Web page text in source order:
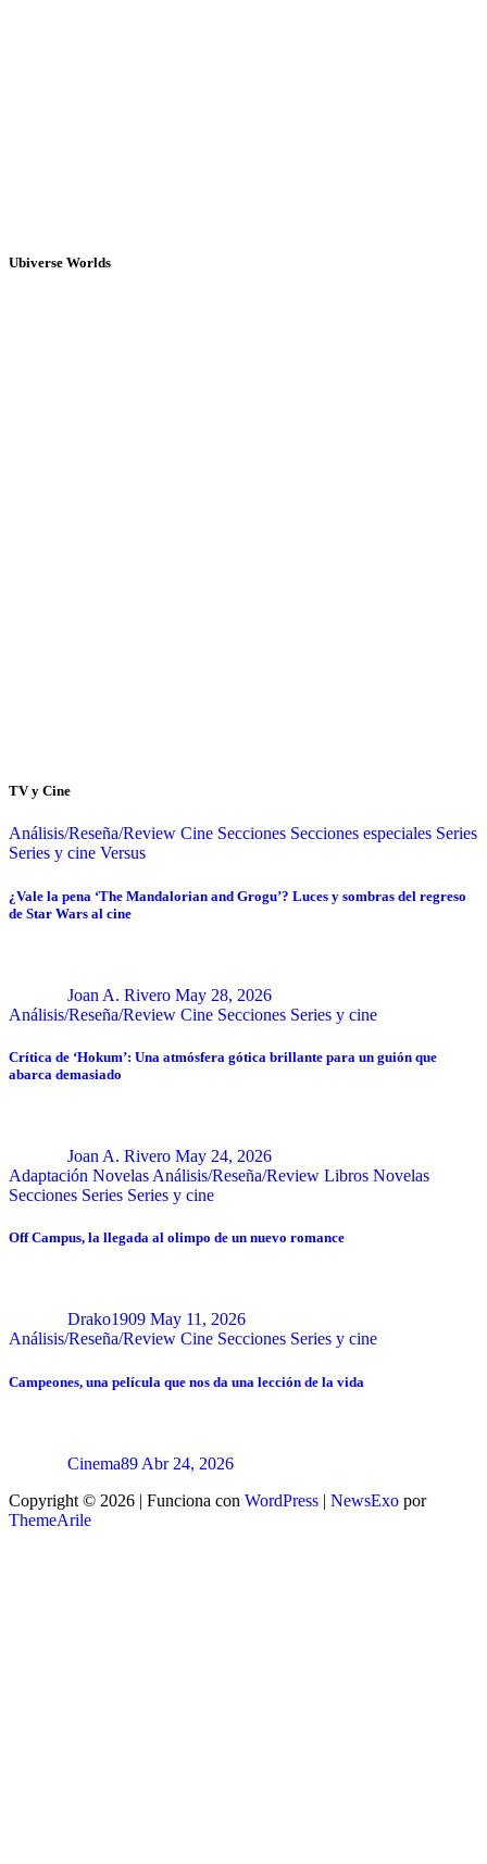
Ubiverse Worlds
TV y Cine
Análisis/Reseña/Review Cine Secciones Secciones especiales Series
Series y cine Versus
¿Vale la pena ‘The Mandalorian and Grogu’? Luces y sombras del regreso
de Star Wars al cine
Joan A. Rivero May 28, 2026
Análisis/Reseña/Review Cine Secciones Series y cine
Crítica de ‘Hokum’: Una atmósfera gótica brillante para un guión que
abarca demasiado
Joan A. Rivero May 24, 2026
Adaptación Novelas Análisis/Reseña/Review Libros Novelas
Secciones Series Series y cine
Off Campus, la llegada al olimpo de un nuevo romance
Drako1909 May 11, 2026
Análisis/Reseña/Review Cine Secciones Series y cine
Campeones, una película que nos da una lección de la vida
Cinema89 Abr 24, 2026
Copyright © 2026 | Funciona con WordPress | NewsExo por
ThemeArile